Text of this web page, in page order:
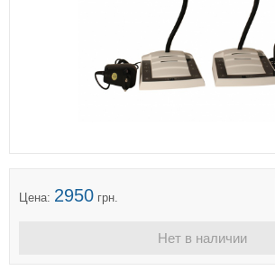
Цена: 2950 грн.
Нет в наличии